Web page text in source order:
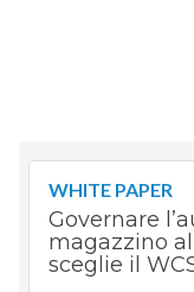
WHITE PAPER
Governare
magazzino
sceglie il